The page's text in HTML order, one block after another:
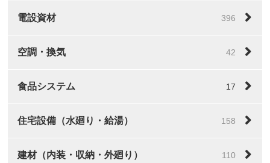
電設資材 396
空調・換気 42
食品システム 17
住宅設備（水廻り・給湯） 158
建材（内装・収納・外廻り） 110